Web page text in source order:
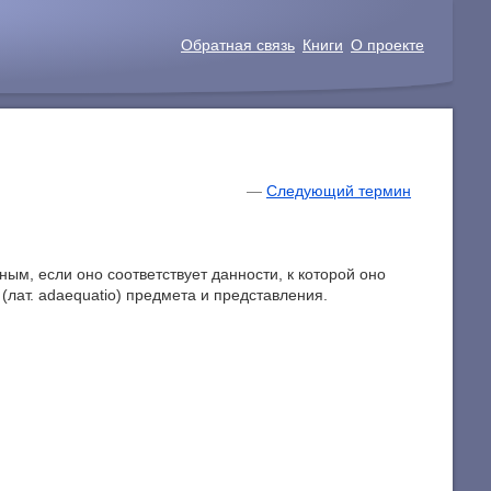
Обратная связь Книги О проекте
—Следующий термин
если оно соответствует данности, к которой оно
adaequatio) предмета и представления.